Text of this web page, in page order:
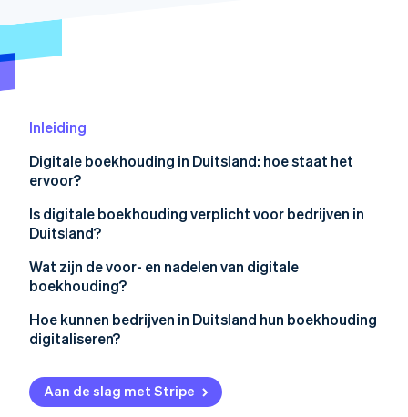
Oprichting van een start-up
CO₂-verwijdering
Stripe Sessions 2026
Ontdek hoe Stripe de economische
Inleiding
Digitale boekhouding in Duitsland: hoe staat het
ervoor?
Is digitale boekhouding verplicht voor bedrijven in
Duitsland?
Verplichte elektronische facturatie
Compliance van GoBD
Opstellen van procedurele documentatie
Wat zijn de voor- en nadelen van digitale
boekhouding?
Voordelen van digitale boekhouding
Nadelen van digitale boekhouding
Hoe kunnen bedrijven in Duitsland hun boekhouding
digitaliseren?
Betrek fiscalisten in een vroeg stadium
Kies gekwalificeerd personeel
Aan de slag met Stripe